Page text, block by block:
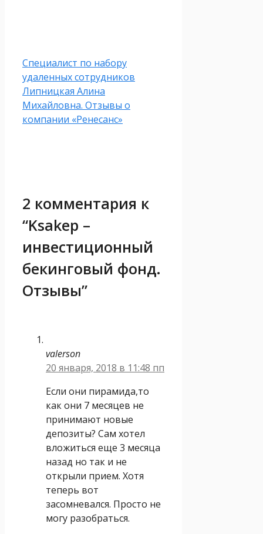
Специалист по набору
удаленных сотрудников
Липницкая Алина
Михайловна. Отзывы о
компании «Ренесанс»
2 комментария к
“Ksakep –
инвестиционный
бекинговый фонд.
Отзывы”
valerson
20 января, 2018 в 11:48 пп
Если они пирамида,то
как они 7 месяцев не
принимают новые
депозиты? Сам хотел
вложиться еще 3 месяца
назад но так и не
открыли прием. Хотя
теперь вот
засомневался. Просто не
могу разобраться.